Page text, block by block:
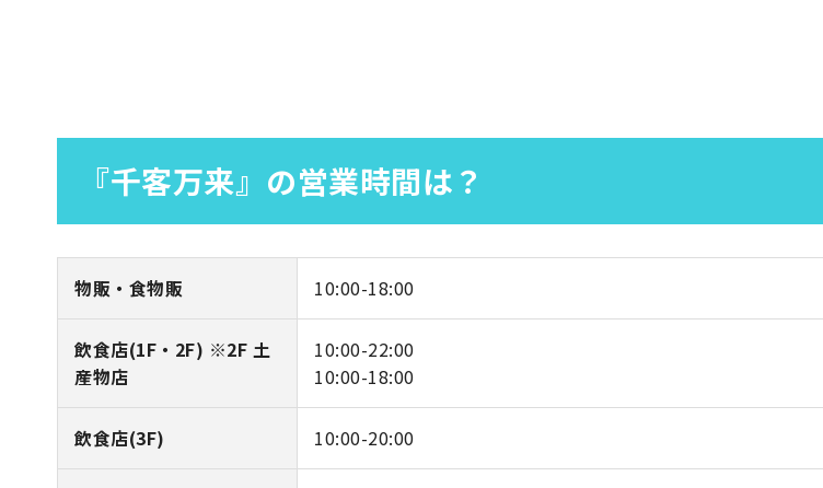
『千客万来』の営業時間は？
物販・食物販 10:00-18:00
飲食店(1F・2F) ※2F 土
産物店
10:00-22:00
10:00-18:00
飲食店(3F) 10:00-20:00